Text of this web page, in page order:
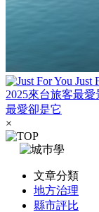
Just
2025來台旅客最
最愛卻是它
×
文章分類
地方治理
縣市評比